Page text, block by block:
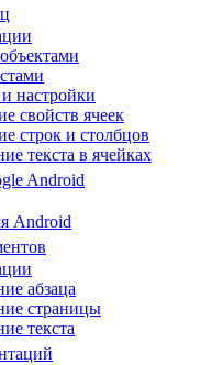
настройки
свойств ячеек
строк и столбцов
текста в ячейках
Android
Android
абзаца
страницы
текста